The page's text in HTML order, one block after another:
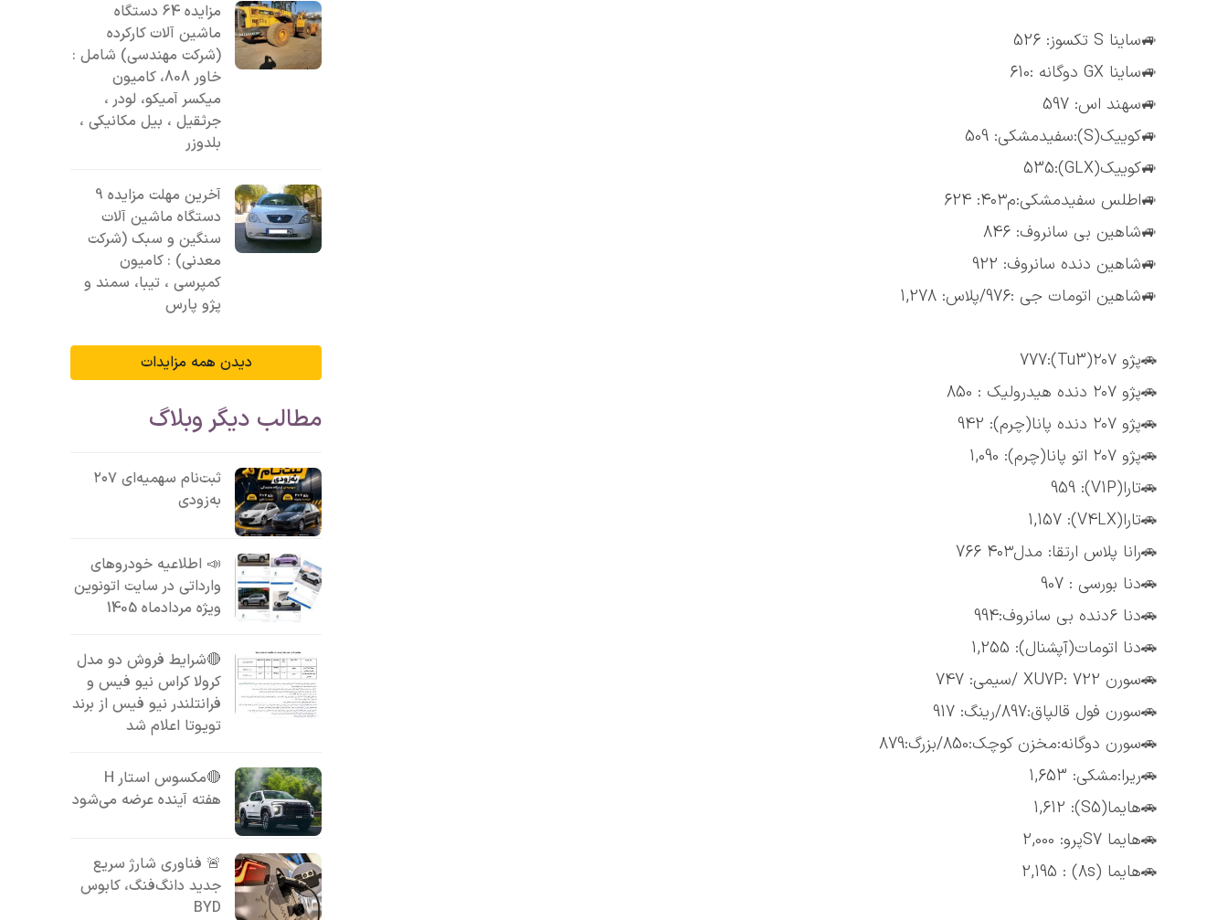
🚙ساینا S تکسوز: 526
🚙ساینا GX دوگانه :610
🚙سهند اس: 597
🚙کوییک(S):سفیدمشکی: 509
🚙کوییک(GLX):535
🚙اطلس سفیدمشکی:م۴۰۳: 624
🚙شاهین بی سانروف: 846
🚙شاهین دنده سانروف: 922
🚙شاهین اتومات جی :976/پلاس: 1,278
🚗پژو ۲۰۷(Tu3):777
🚗پژو ۲۰۷ دنده هیدرولیک : 850
🚗پژو ۲۰۷ دنده پانا(چرم): 942
🚗پژو ۲۰۷ اتو پانا(چرم): 1,090
🚗تارا(V1P): 959
🚗تارا(V4LX): 1,157
🚗رانا پلاس ارتقا: مدل۴۰۳ 766
🚗دنا بورسی : 907
🚗دنا ۶دنده بی سانروف:994
🚗دنا اتومات(آپشنال): 1,255
🚗سورن XU7P: 722 /سیمی: 747
🚗سورن فول قالپاق:897/رینگ: 917
🚗سورن دوگانه:مخزن کوچک:850/بزرگ:879
🚗ریرا:مشکی: 1,653
🚗هایما(S5): 1,612
🚗هایما S7پرو: 2,000
🚗هایما (8s) : 2,195
مزایده 64 دستگاه
ماشین آلات کارکرده
(شرکت مهندسی) شامل :
خاور 808، کامیون
میکسر آمیکو، لودر ،
جرثقیل ، بیل مکانیکی ،
بلدوزر
آخرین مهلت مزایده 9
دستگاه ماشین آلات
سنگین و سبک (شرکت
معدنی) : کامیون
کمپرسی ، تیبا، سمند و
پژو پارس
دیدن همه مزایدات
مطالب دیگر وبلاگ
ثبت‌نام سهمیه‌ای ۲۰۷
به‌زودی
📣 اطلاعیه خودروهای
وارداتی در سایت اتونوین
ویژه مردادماه 1405
🔴شرایط فروش دو مدل
کرولا کراس نیو فیس و
فرانتلندر نیو فیس از برند
تویوتا اعلام شد
🔴مکسوس استار H
هفته آینده عرضه می‌شود
🚨 فناوری شارژ سریع
جدید دانگ‌فنگ، کابوس
BYD